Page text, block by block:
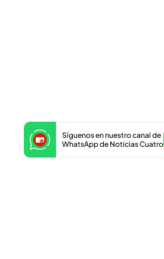
Síguenos en nuestro canal de
WhatsApp de Noticias Cuatro